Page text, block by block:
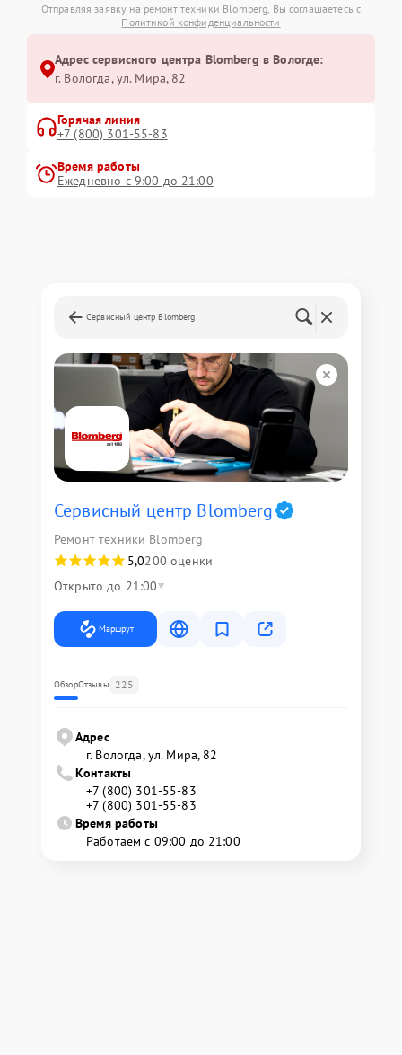
Отправляя заявку на ремонт техники Blomberg, Вы соглашаетесь с
Политикой конфиденциальности
Адрес сервисного центра Blomberg в Вологде:
г. Вологда, ул. Мира, 82
Горячая линия
+7 (800) 301-55-83
Время работы
Ежедневно с 9:00 до 21:00
Сервисный центр Blomberg
Сервисный центр Blomberg
Ремонт техники Blomberg
5,0200 оценки
Открыто до 21:00
Маршрут
ОбзорОтзывы 225
Адрес
г. Вологда, ул. Мира, 82
Контакты
+7 (800) 301-55-83
+7 (800) 301-55-83
Время работы
Работаем с 09:00 до 21:00